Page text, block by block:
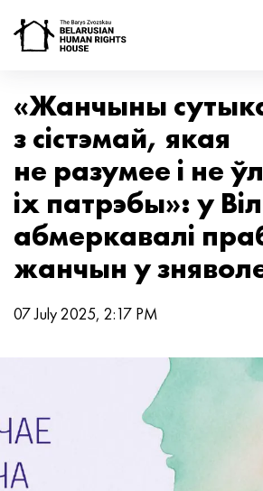
«Жанчыны
з сістэмай, якая
не разумее і не
іх патрэбы»: у
абмеркавалі
жанчын у
07 July 2025, 2:17 PM